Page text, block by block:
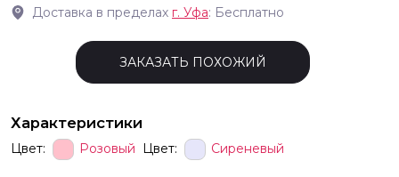
Доставка в пределах г. Уфа: Бесплатно
ЗАКАЗАТЬ ПОХОЖИЙ
Характеристики
Цвет: Розовый Цвет: Сиреневый